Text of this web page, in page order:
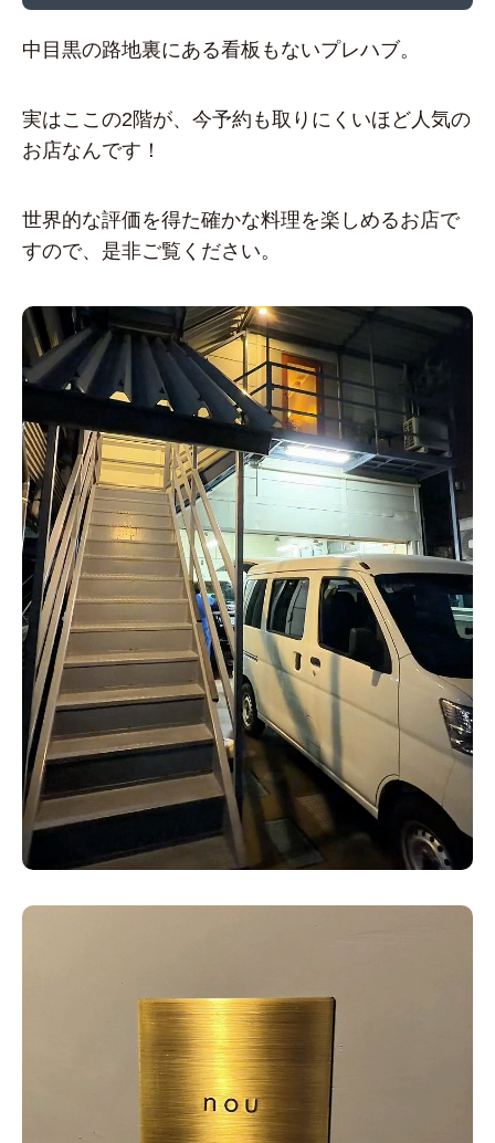
中目黒の路地裏にある看板もないプレハブ。
実はここの2階が、今予約も取りにくいほど人気の
お店なんです！
世界的な評価を得た確かな料理を楽しめるお店で
すので、是非ご覧ください。